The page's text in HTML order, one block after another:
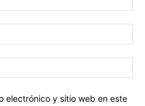
electrónico y sitio web en este